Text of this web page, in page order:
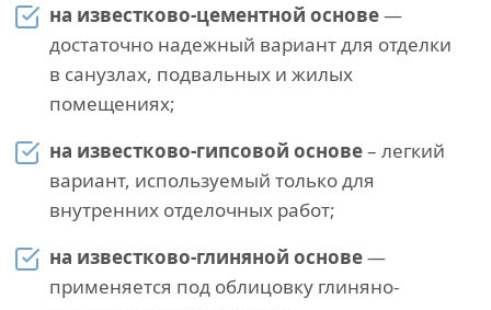
на известково-цементной основе—
достаточно надежный вариант для отделки
в санузлах, подвальных и жилых
помещениях;
на известково-гипсовой основе– легкий
вариант, используемый только для
внутренних отделочных работ;
на известково-глиняной основе—
применяется под облицовку глиняно-